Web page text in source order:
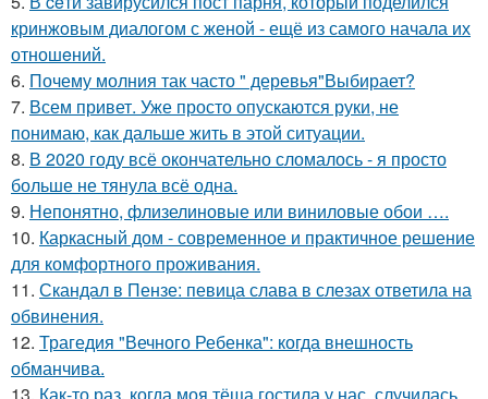
кринжoвым диалогом с женой - ещё из самого начала их
отношeний.
6. Почему молния так часто " деревья"Выбирает?
7. Всем привет. Уже просто опускаются руки, не
понимаю, как дальше жить в этой ситуации.
8. В 2020 году всё окончательно сломалось - я просто
больше не тянула всё одна.
9. Непонятно, флизелиновые или виниловые обои ….
10. Каркасный дом - современное и практичное решение
для комфортного проживания.
11. Скандал в Пензе: певица слава в слезах ответила на
обвинения.
12. Трагедия "Вечного Ребенка": когда внешность
обманчива.